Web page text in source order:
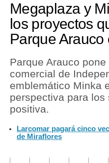
Perú
Política
Finanzas Personales
Inmobiliarias
Plus G
Opinión
Megaplaza y
los proyectos
Parque Arauco
Parque Arauco
comercial de
emblemático Minka
perspectiva para
positiva.
Larcomar pagará cinco
de Miraflores